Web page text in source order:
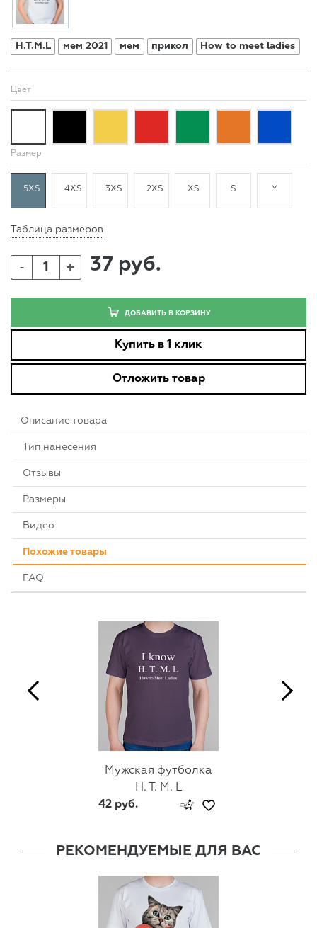
H.T.M.L мем 2021 мем прикол How to meet ladies
Цвет
Размер
5XS 4XS 3XS 2XS XS S M
Таблица размеров
- + 37 руб.
ДОБАВИТЬ В КОРЗИНУ
Купить в 1 клик
Отложить товар
Описание товара
Тип нанесения
Отзывы
Размеры
Видео
Похожие товары
FAQ
Мужская футболка
H. T. M. L
42 руб.
РЕКОМЕНДУЕМЫЕ ДЛЯ ВАС